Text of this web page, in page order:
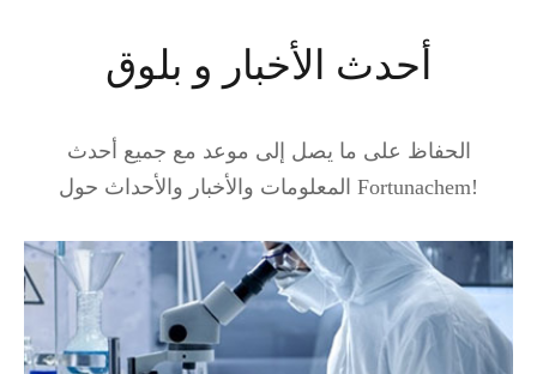
أحدث الأخبار و بلوق
الحفاظ على ما يصل إلى موعد مع جميع أحدث
المعلومات والأخبار والأحداث حول Fortunachem!